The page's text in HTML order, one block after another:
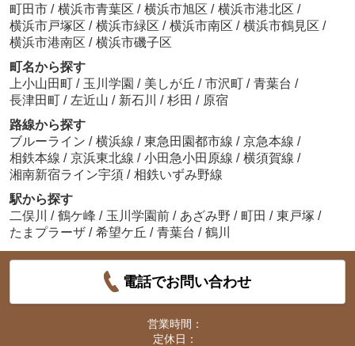
町田市 / 横浜市青葉区 / 横浜市旭区 / 横浜市港北区 /
横浜市戸塚区 / 横浜市緑区 / 横浜市南区 / 横浜市鶴見区 /
横浜市港南区 / 横浜市磯子区
町名から探す
上小山田町 / 玉川学園 / 美しが丘 / 市沢町 / 青葉台 /
長津田町 / 左近山 / 新石川 / 杉田 / 原宿
路線から探す
ブルーライン / 横浜線 / 東急田園都市線 / 京急本線 /
相鉄本線 / 京浜東北線 / 小田急小田原線 / 横須賀線 /
湘南新宿ライン宇須 / 相鉄いずみ野線
駅から探す
二俣川
/ 鶴ケ峰 / 玉川学園前 / あざみ野 / 町田 / 東戸塚 /
たまプラーザ / 希望ケ丘 / 青葉台 / 鶴川
電話でお問い合わせ
営業時間：
定休日：